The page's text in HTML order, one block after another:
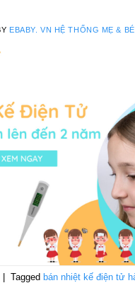
EBABY. VN HỆ THỐNG MẸ & BÉ
Tagged bán nhiệt kế điện tử